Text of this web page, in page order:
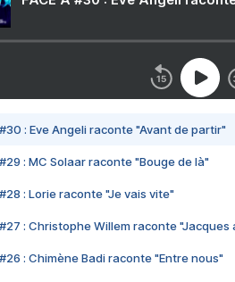
#30 : Eve Angeli raconte "Avant de partir"
#29 : MC Solaar raconte "Bouge de là"
#28 : Lorie raconte "Je vais vite"
#27 : Christophe Willem raconte "Jacques
#26 : Chimène Badi raconte "Entre nous"